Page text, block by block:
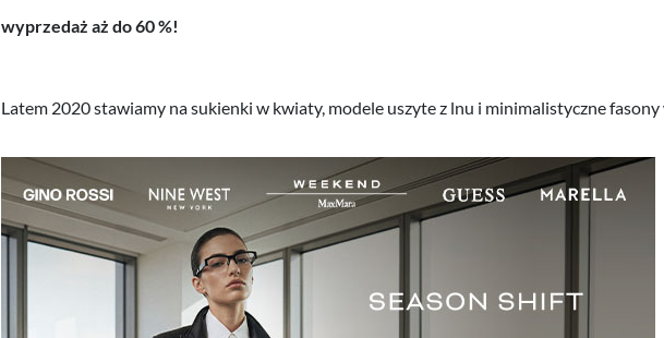
wyprzedaż aż do 60 %!
Latem 2020 stawiamy na sukienki w kwiaty, modele uszyte z lnu i minimalistyczne